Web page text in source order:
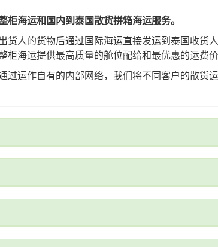
海运和国内到泰国散货拼箱海运服务。
货人的货物后通过国际海运直接发运到泰国收
海运提供最高质量的舱位配给和最优惠的运费
运作自有的内部网络，我们将不同客户的散货